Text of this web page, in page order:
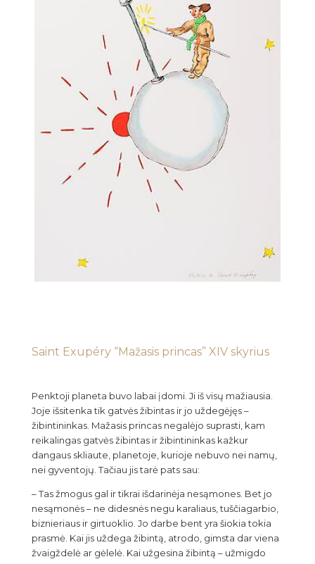
Saint Exupéry “Mažasis princas” XIV skyrius
Penktoji planeta buvo labai įdomi. Ji iš visų mažiausia.
Joje išsitenka tik gatvės žibintas ir jo uždegėjęs –
žibintininkas. Mažasis princas negalėjo suprasti, kam
reikalingas gatvės žibintas ir žibintininkas kažkur
dangaus skliaute, planetoje, kurioje nebuvo nei namų,
nei gyventojų. Tačiau jis tarė pats sau:
– Tas žmogus gal ir tikrai išdarinėja nesąmones. Bet jo
nesąmonės – ne didesnės negu karaliaus, tuščiagarbio,
biznieriaus ir girtuoklio. Jo darbe bent yra šiokia tokia
prasmė. Kai jis uždega žibintą, atrodo, gimsta dar viena
žvaigždelė ar gėlelė. Kai užgesina žibintą – užmigdo